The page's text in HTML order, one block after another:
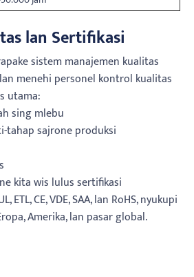
lan Sertifikasi
sistem manajemen kualitas
menehi personel kontrol kualitas
utama:
sing mlebu
tahap sajrone produksi
kita wis lulus sertifikasi
ETL, CE, VDE, SAA, lan RoHS, nyukupi
Amerika, lan pasar global.